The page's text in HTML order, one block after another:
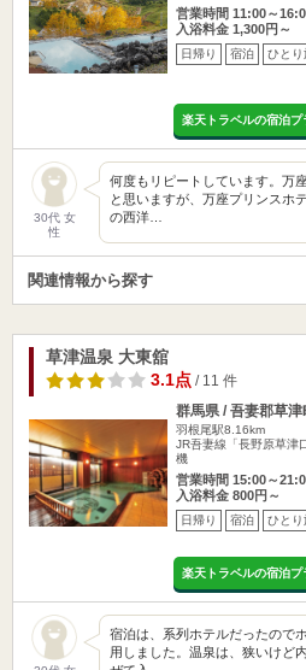
営業時間 11:00～
入浴料金 1,300円～
日帰り 宿泊 ひとり
楽天トラベルの宿泊プ
30代 女
性
何度もリピートしています。万
と思いますが、万座プリンスホ
の西洋…
関連情報から探す
草津温泉 大東舘
3.1点/ 11 件
群馬県 / 吾妻郡草津
羽根尾駅8.16km
JR吾妻線「長野原草津
機
営業時間 15:00～
入浴料金 800円～
日帰り 宿泊 ひとり
楽天トラベルの宿泊プ
宿泊は、系列ホテルだったので
用しました。温泉は、狭いけど